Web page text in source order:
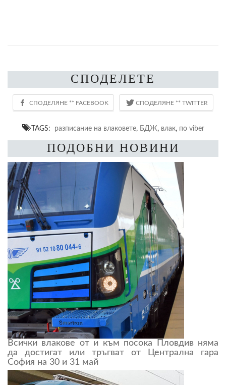
СПОДЕЛЕТЕ
TAGS: разписание на влаковете, БДЖ, влак, по viber
ПОДОБНИ НОВИНИ
Всички влакове от и към посока Пловдив няма
да достигат или тръгват от Централна гара
София на 30 и 31 май